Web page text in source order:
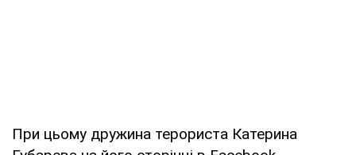
При цьому дружина терориста Катерина